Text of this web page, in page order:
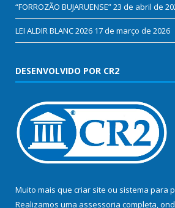
“FORROZÃO BUJARUENSE”23 de abril de
LEI ALDIR BLANC 2026 17 de março de 2026
DESENVOLVIDO POR CR2
Muito mais que criar site ou sistema para
Realizamos uma assessoria completa,